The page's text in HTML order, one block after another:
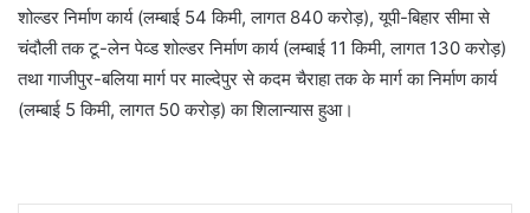
शोल्डर निर्माण कार्य (लम्बाई 54 किमी, लागत 840 करोड़), यूपी-बिहार सीमा से
चंदौली तक टू-लेन पेव्ड शोल्डर निर्माण कार्य (लम्बाई 11 किमी, लागत 130 करोड़)
तथा गाजीपुर-बलिया मार्ग पर माल्देपुर से कदम चैराहा तक के मार्ग का निर्माण कार्य
(लम्बाई 5 किमी, लागत 50 करोड़) का शिलान्यास हुआ।